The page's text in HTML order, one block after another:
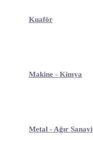
Kuaför
Makine - Kimya
Metal - Ağır Sanayi